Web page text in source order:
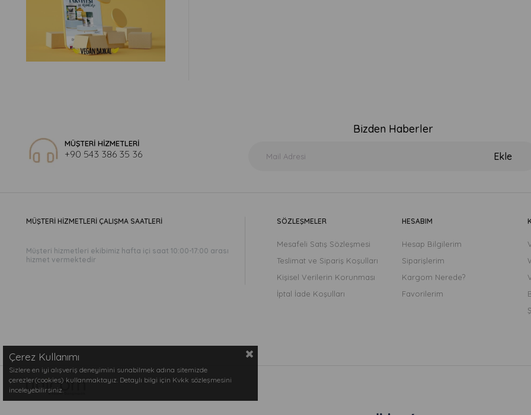
MÜŞTERİ HİZMETLERİ
+90 543 386 35 36
Bizden Haberler
Ekle
MÜŞTERİ HİZMETLERİ ÇALIŞMA SAATLERİ
Müşteri hizmetleri ekibimiz hafta içi saat 10:00-17:00 arası
hizmet vermektedir
SÖZLEŞMELER
Mesafeli Satış Sözleşmesi
Teslimat ve Sipariş Koşulları
Kişisel Verilerin Korunması
İptal İade Koşulları
HESABIM
Hesap Bilgilerim
Siparişlerim
Kargom Nerede?
Favorilerim
Çerez Kullanımı
Sizlere en iyi alışveriş deneyimini sunabilmek adına sitemizde
çerezler(cookies) kullanmaktayız. Detaylı bilgi için Kvkk sözleşmesini
inceleyebilirsiniz.